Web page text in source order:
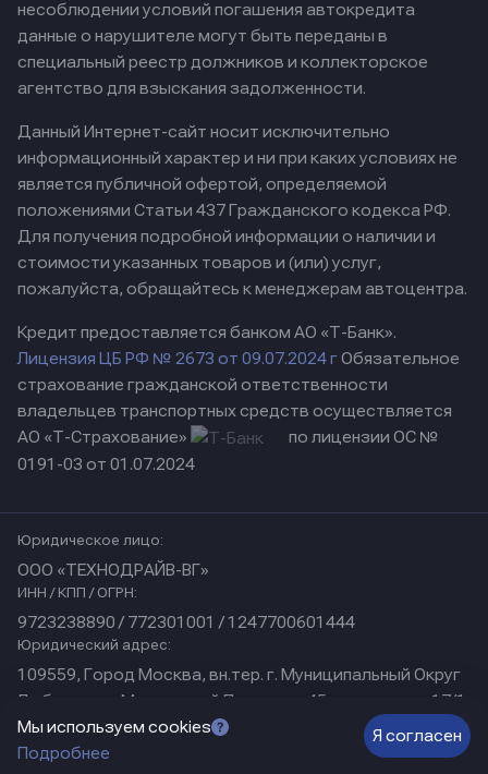
Мы используем cookies
Подробнее
Я согласен
несоблюдении условий погашения автокредита
данные о нарушителе могут быть переданы в
специальный реестр должников и коллекторское
агентство для взыскания задолженности.
Данный Интернет-сайт носит исключительно
информационный характер и ни при каких условиях не
является публичной офертой, определяемой
положениями Статьи 437 Гражданского кодекса РФ.
Для получения подробной информации о наличии и
стоимости указанных товаров и (или) услуг,
пожалуйста, обращайтесь к менеджерам автоцентра.
Кредит предоставляется банком АО «Т-Банк».
Лицензия ЦБ РФ № 2673 от 09.07.2024 гОбязательное
страхование гражданской ответственности
владельцев транспортных средств осуществляется
АО «Т-Страхование»
по лицензии ОС №
0191-03 от 01.07.2024
Юридическое лицо:
ООО «ТЕХНОДРАЙВ-ВГ»
ИНН / КПП / ОГРН:
9723238890 / 772301001 / 1247700601444
Юридический адрес:
109559, Город Москва, вн.тер. г. Муниципальный Округ
Люблино, ул Марьинский Парк, дом 45, помещение 17/1
Физический адрес:
г. Нижний Новгород, ул. Коминтерна, д. 31